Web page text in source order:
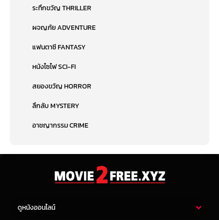
ระทึกขวัญ THRILLER
ผจญภัย ADVENTURE
แฟนตาซี FANTASY
หนังไซไฟ SCI-FI
สยองขวัญ HORROR
ลึกลับ MYSTERY
อาชญากรรม CRIME
ดูหนังออนไลน์